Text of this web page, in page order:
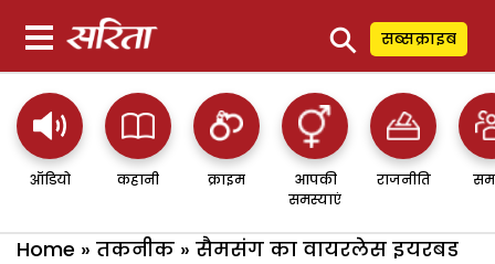
⚲ सब्सक्राइब
ऑडियो कहानी क्राइम
आपकी
समस्याएं
राजनीति
Home » तकनीक » सैमसंग का वायरलेस इयरबड